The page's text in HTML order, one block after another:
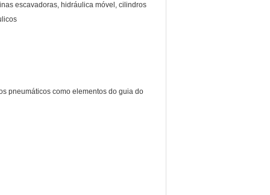
escavadoras, hidráulica móvel, cilindros
pneumáticos como elementos do guia do